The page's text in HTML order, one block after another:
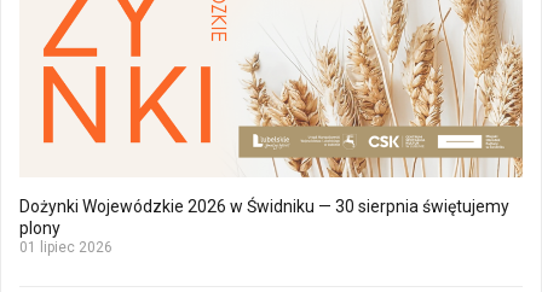
Dożynki Wojewódzkie 2026 w Świdniku — 30 sierpnia świętujemy
plony
01 lipiec 2026